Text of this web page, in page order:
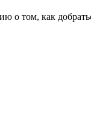
о том, как